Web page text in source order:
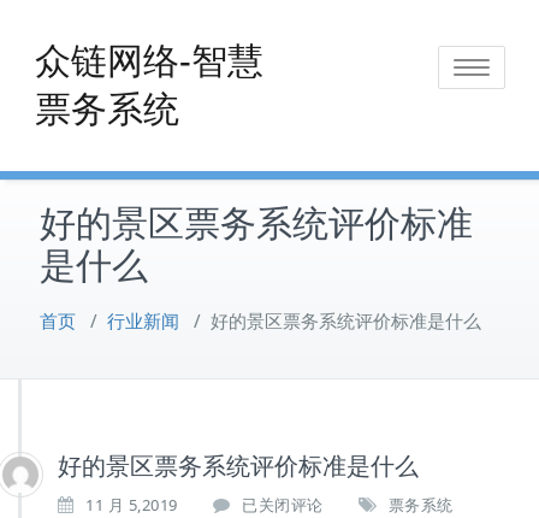
content
众链网络-智慧
票务系统
Toggle
好的景区票务系统评价标准
是什么
首页 / 行业新闻 / 好的景区票务系统评价标准是什么
好的景区票务系统评价标准是什么
11 月 5,2019
好
已关闭评论 票务系统